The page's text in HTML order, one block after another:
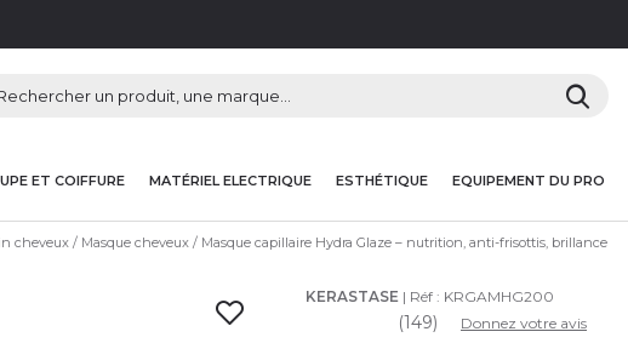
ET COIFFURE MATÉRIEL ELECTRIQUE ESTHÉTIQUE EQUIPEMENT DU PRO
cheveux Masque cheveux Masque capillaire Hydra Glaze – nutrition, anti-frisottis, brillance
KERASTASE | Réf : KRGAMHG200
(149) Donnez votre avis